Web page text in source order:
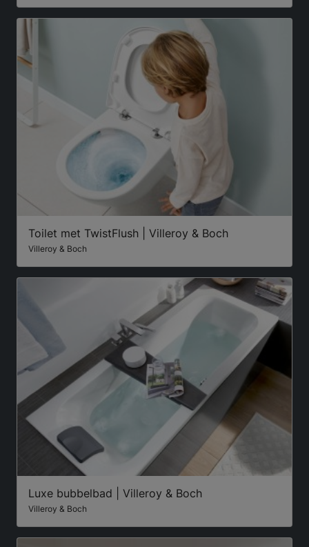
Toilet met TwistFlush | Villeroy & Boch
Villeroy & Boch
Luxe bubbelbad | Villeroy & Boch
Villeroy & Boch